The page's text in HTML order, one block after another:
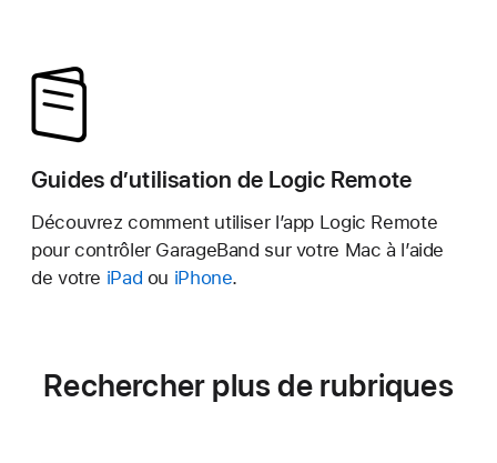
Guides d’utilisation de Logic Remote
Découvrez comment utiliser l’app Logic Remote
pour contrôler GarageBand sur votre Mac à l’aide
de votre iPad ou iPhone.
Rechercher plus de rubriques